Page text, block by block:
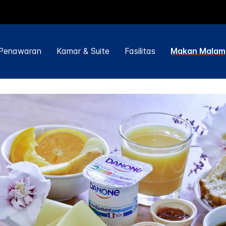
Kamar & Suite Fasilitas Makan Malam